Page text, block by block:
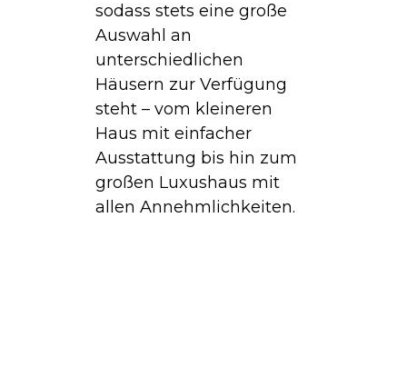
sodass stets eine große
Auswahl an
unterschiedlichen
Häusern zur Verfügung
steht – vom kleineren
Haus mit einfacher
Ausstattung bis hin zum
großen Luxushaus mit
allen Annehmlichkeiten.